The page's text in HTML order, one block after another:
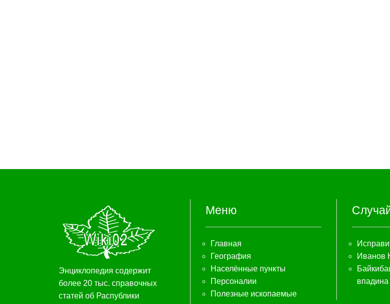
Энциклопедия содержит
более 20 тыс. справочных
статей об Распублики
Меню
Главная
География
Населённые пункты
Персоналии
Полезные ископаемые
Иванов
впадина